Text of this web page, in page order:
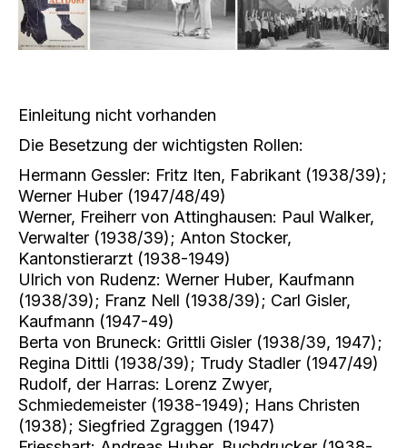
Einleitung nicht vorhanden
Die Besetzung der wichtigsten Rollen:
Hermann Gessler: Fritz Iten, Fabrikant (1938/39);
Werner Huber (1947/48/49)
Werner, Freiherr von Attinghausen: Paul Walker,
Verwalter (1938/39); Anton Stocker,
Kantonstierarzt (1938-1949)
Ulrich von Rudenz: Werner Huber, Kaufmann
(1938/39); Franz Nell (1938/39); Carl Gisler,
Kaufmann (1947-49)
Berta von Bruneck: Grittli Gisler (1938/39, 1947);
Regina Dittli (1938/39); Trudy Stadler (1947/49)
Rudolf, der Harras: Lorenz Zwyer,
Schmiedemeister (1938-1949); Hans Christen
(1938); Siegfried Zgraggen (1947)